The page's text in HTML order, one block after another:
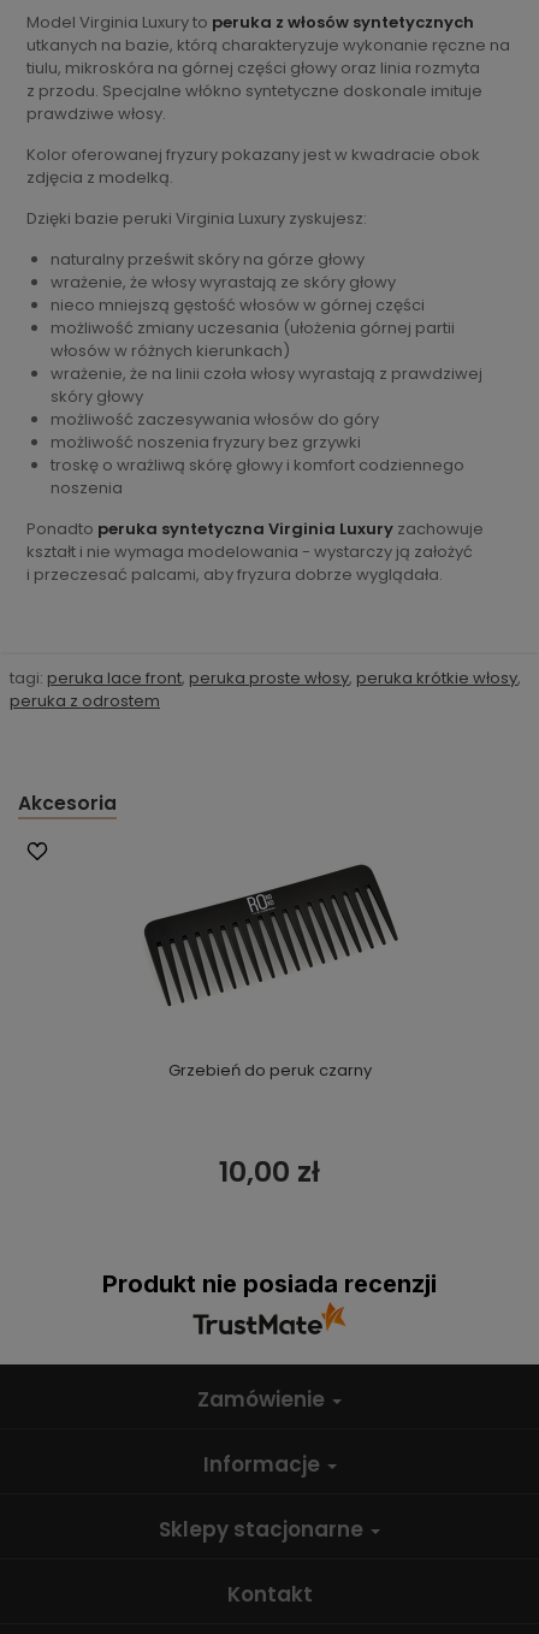
Model Virginia Luxury to peruka z włosów syntetycznych
utkanych na bazie, którą charakteryzuje wykonanie ręczne na
tiulu, mikroskóra na górnej części głowy oraz linia rozmyta
z przodu. Specjalne włókno syntetyczne doskonale imituje
prawdziwe włosy.
Kolor oferowanej fryzury pokazany jest w kwadracie obok
zdjęcia z modelką.
Dzięki bazie peruki Virginia Luxury zyskujesz:
naturalny prześwit skóry na górze głowy
wrażenie, że włosy wyrastają ze skóry głowy
nieco mniejszą gęstość włosów w górnej części
możliwość zmiany uczesania (ułożenia górnej partii
włosów w różnych kierunkach)
wrażenie, że na linii czoła włosy wyrastają z prawdziwej
skóry głowy
możliwość zaczesywania włosów do góry
możliwość noszenia fryzury bez grzywki
troskę o wrażliwą skórę głowy i komfort codziennego
noszenia
Ponadto peruka syntetyczna Virginia Luxury zachowuje
kształt i nie wymaga modelowania - wystarczy ją założyć
i przeczesać palcami, aby fryzura dobrze wyglądała.
tagi: peruka lace front, peruka proste włosy, peruka krótkie włosy,
peruka z odrostem
Akcesoria
Grzebień do peruk czarny
10,00 zł
Produkt nie posiada recenzji
Zamówienie
Informacje
Sklepy stacjonarne
Kontakt